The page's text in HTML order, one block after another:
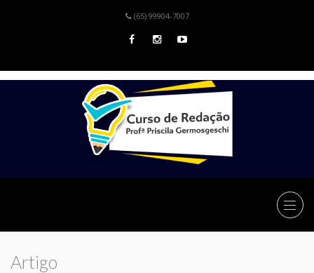
(65) 99904-7007
Artigo